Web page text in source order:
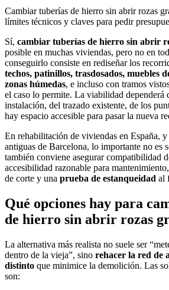
Cambiar tuberías de hierro sin abrir rozas
límites técnicos y claves para pedir
Sí, cambiar tuberías de hierro sin abrir
posible en muchas viviendas, pero no en
conseguirlo consiste en rediseñar los
techos, patinillos, trasdosados, muebles
zonas húmedas, e incluso con tramos
el caso lo permite. La viabilidad dependerá
instalación, del trazado existente, de los
hay espacio accesible para pasar la nueva
En rehabilitación de viviendas en España,
antiguas de Barcelona, lo importante no es
también conviene asegurar compatibilidad
accesibilidad razonable para
de corte y una prueba de estanqueidad al
Qué opciones hay para
de hierro sin abrir rozas
La alternativa más realista no suele ser
dentro de la vieja”, sino rehacer la red de
distinto que minimice la demolición. Las
son: